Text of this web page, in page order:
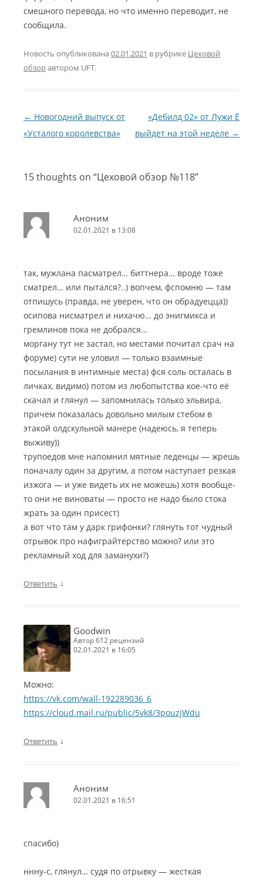
смешного перевода, но что именно переводит, не
сообщила.
Новость опубликована02.01.2021 в рубрике Цеховой
обзоравтором UFT.
Навигация по записям
← Новогодний выпуск от
«Усталого королевства»
«Дебилд 02» от Лужи Ё
выйдет на этой неделе →
15 thoughts on “Цеховой обзор №118”
Аноним
02.01.2021 в 13:08
так, мужлана пасматрел… биттнера… вроде тоже
сматрел… или пытался?..) вопчем, фспомню — там
отпишусь (правда, не уверен, что он обрадуецца))
осипова нисматрел и нихачю… до энигмикса и
гремлинов пока не добрался…
моргану тут не застал, но местами почитал срач на
форуме) сути не уловил — только взаимные
посылания в интимные места) фся соль осталась в
личках, видимо) потом из любопытства кое-что её
скачал и глянул — запомнилась только эльвира,
причем показалась довольно милым стебом в
этакой олдскульной манере (надеюсь, я теперь
выживу))
трупоедов мне напомнил мятные леденцы — жрешь
поначалу один за другим, а потом наступает резкая
изжога — и уже видеть их не можешь) хотя вообще-
то они не виноваты — просто не надо было стока
жрать за один присест)
а вот что там у дарк грифонки? глянуть тот чудный
отрывок про нафиграйтерство можно? или это
рекламный ход для заманухи?)
Ответить ↓
Goodwin
автор 612 рецензий
02.01.2021 в 16:05
Можно:
https://vk.com/wall-192289036_6
https://cloud.mail.ru/public/5vk8/3pouzjWdu
Ответить ↓
Аноним
02.01.2021 в 16:51
спасибо)
ннну-с, глянул… судя по отрывку — жесткая